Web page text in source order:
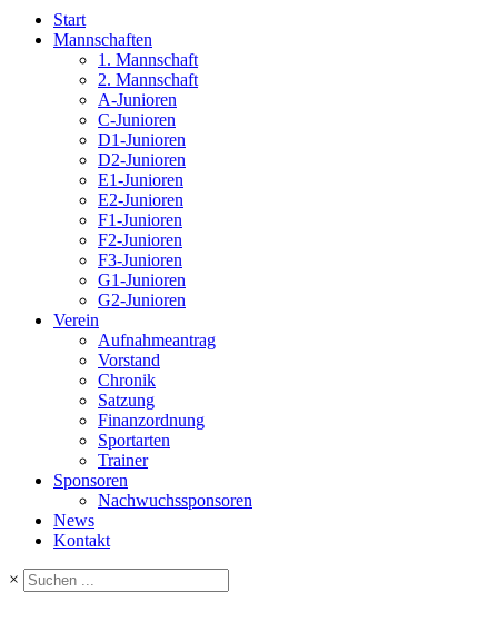
Start
Mannschaften
1. Mannschaft
2. Mannschaft
A-Junioren
C-Junioren
D1-Junioren
D2-Junioren
E1-Junioren
E2-Junioren
F1-Junioren
F2-Junioren
F3-Junioren
G1-Junioren
G2-Junioren
Verein
Aufnahmeantrag
Vorstand
Chronik
Satzung
Finanzordnung
Sportarten
Trainer
Sponsoren
Nachwuchssponsoren
News
Kontakt
×